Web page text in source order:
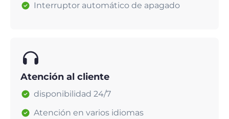
Interruptor automático de apagado
Atención al cliente
disponibilidad 24/7
Atención en varios idiomas